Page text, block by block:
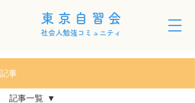
東京自習会
社会人勉強コミュニティ
記事
記事一覧